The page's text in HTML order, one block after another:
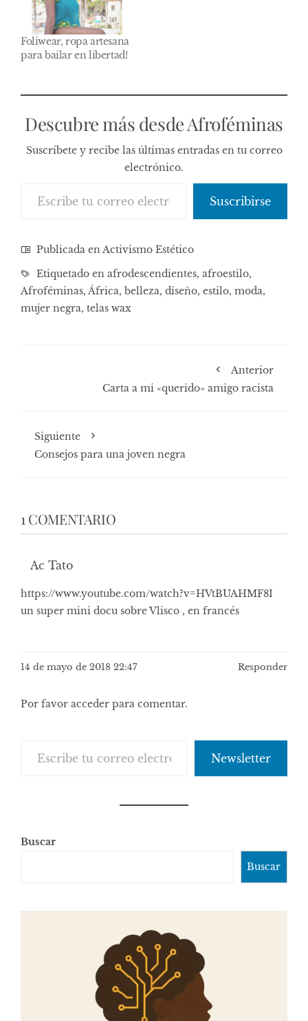
Foliwear, ropa artesana
para bailar en libertad!
Descubre más desde Afroféminas
Suscríbete y recibe las últimas entradas en tu correo
electrónico.
Suscribirse
Publicada en Activismo Estético
Etiquetado en afrodescendientes, afroestilo,
Afroféminas, África, belleza, diseño, estilo, moda,
mujer negra, telas wax
Anterior
Carta a mi «querido» amigo racista
Siguiente
Consejos para una joven negra
1 COMENTARIO
Ac Tato
https://www.youtube.com/watch?v=HVtBUAHMF8I
un super mini docu sobre Vlisco , en francés
14 de mayo de 2018 22:47 Responder
Por favor acceder para comentar.
Newsletter
Buscar
Buscar